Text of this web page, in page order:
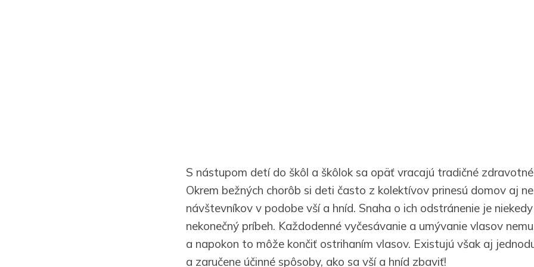
S nástupom detí do škôl a škôlok sa opäť vracajú tradičné
Okrem bežných chorôb si deti často z kolektívov prinesú domov aj
návštevníkov v podobe vší a hníd. Snaha o ich odstránenie je
nekonečný príbeh. Každodenné vyčesávanie a umývanie vlasov
a napokon to môže končiť ostrihaním vlasov. Existujú však aj
a zaručene účinné spôsoby, ako sa vší a hníd zbaviť!